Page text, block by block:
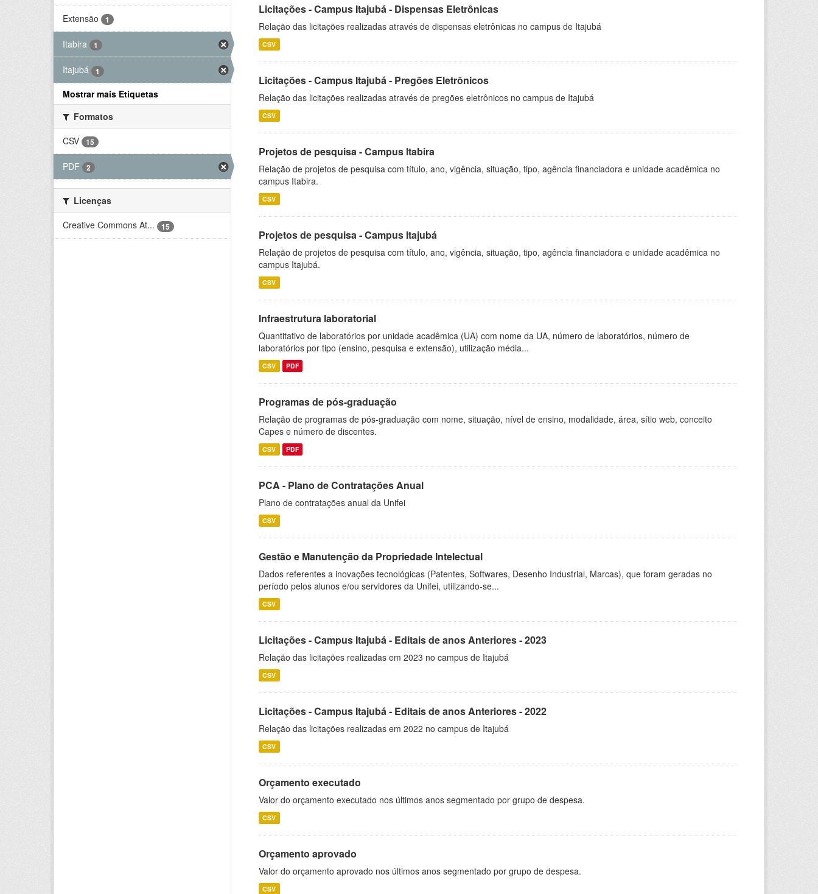
Extensão 1
Itabira 1
Itajubá 1
Mostrar mais Etiquetas
Formatos
CSV
15
PDF 2
Licenças
Creative Commons At...
15
Licitações - Campus Itajubá - Dispensas Eletrônicas
Relação das licitações realizadas através de dispensas eletrônicas no campus de Itajubá
CSV
Licitações - Campus Itajubá - Pregões Eletrônicos
Relação das licitações realizadas através de pregões eletrônicos no campus de Itajubá
CSV
Projetos de pesquisa - Campus Itabira
Relação de projetos de pesquisa com título, ano, vigência, situação, tipo, agência financiadora e unidade acadêmica no
campus Itabira.
CSV
Projetos de pesquisa - Campus Itajubá
Relação de projetos de pesquisa com título, ano, vigência, situação, tipo, agência financiadora e unidade acadêmica no
campus Itajubá.
CSV
Infraestrutura laboratorial
Quantitativo de laboratórios por unidade acadêmica (UA) com nome da UA, número de laboratórios, número de
laboratórios por tipo (ensino, pesquisa e extensão), utilização média...
CSV PDF
Programas de pós-graduação
Relação de programas de pós-graduação com nome, situação, nível de ensino, modalidade, área, sítio web, conceito
Capes e número de discentes.
CSV PDF
PCA - Plano de Contratações Anual
Plano de contratações anual da Unifei
CSV
Gestão e Manutenção da Propriedade Intelectual
Dados referentes a inovações tecnológicas (Patentes, Softwares, Desenho Industrial, Marcas), que foram geradas no
período pelos alunos e/ou servidores da Unifei, utilizando-se...
CSV
Licitações - Campus Itajubá - Editais de anos Anteriores - 2023
Relação das licitações realizadas em 2023 no campus de Itajubá
CSV
Licitações - Campus Itajubá - Editais de anos Anteriores - 2022
Relação das licitações realizadas em 2022 no campus de Itajubá
CSV
Orçamento executado
Valor do orçamento executado nos últimos anos segmentado por grupo de despesa.
CSV
Orçamento aprovado
Valor do orçamento aprovado nos últimos anos segmentado por grupo de despesa.
CSV